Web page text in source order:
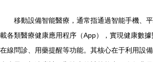
移動設備智能醫療，通常指通過智能手機、
載各類醫療健康應用程序（App），實現健康數據
在線問診、用藥提醒等功能。其核心在于利用設